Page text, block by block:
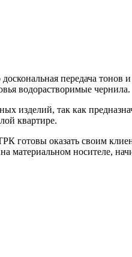
передача
водорастворимые чернила.
изделий, так как
квартире.
готовы оказать своим
носителе,